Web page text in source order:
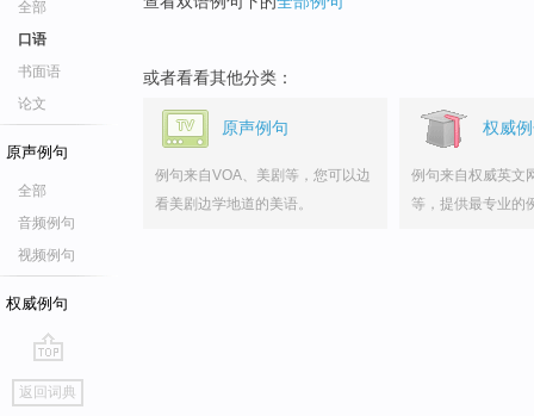
全部
口语
书面语
论文
原声例句
全部
音频例句
视频例句
权威例句
go
top
返回词典
或者看看其他分类：
原声例句
例句来自VOA、美剧等，您可以边
看美剧边学地道的美语。
权威
例句来自权威英文
等，提供最专业的